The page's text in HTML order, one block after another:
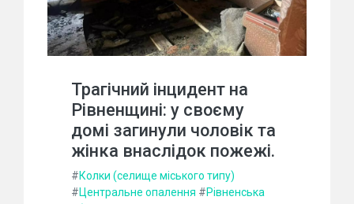
Трагічний інцидент на
Рівненщині: у своєму
домі загинули чоловік та
жінка внаслідок пожежі.
#Колки (селище міського типу)
#Центральне опалення #Рівненська